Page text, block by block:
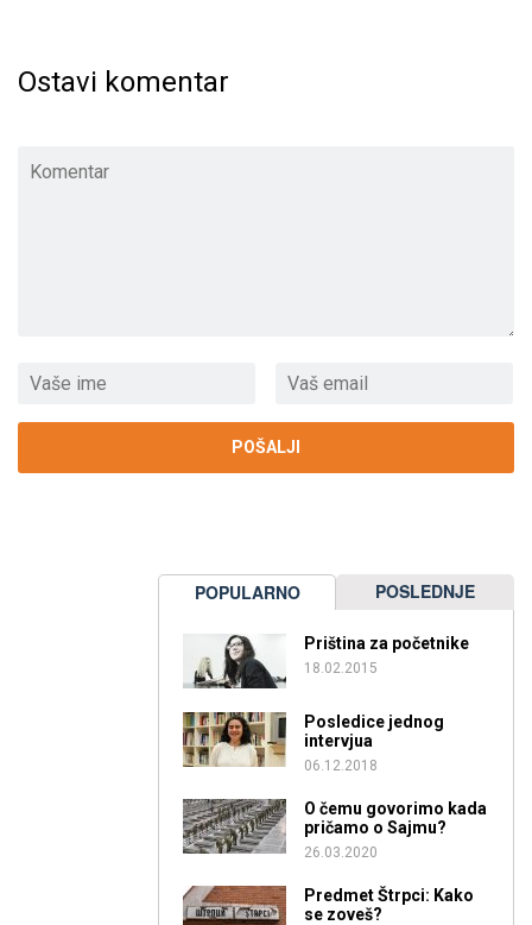
Ostavi komentar
POPULARNO POSLEDNJE
Priština za početnike
18.02.2015
Posledice jednog
intervjua
06.12.2018
O čemu govorimo kada
pričamo o Sajmu?
26.03.2020
Predmet Štrpci: Kako
se zoveš?